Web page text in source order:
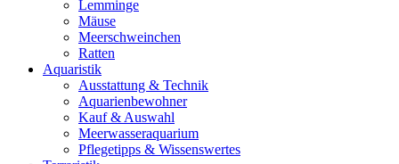
Lemminge
Mäuse
Meerschweinchen
Ratten
Aquaristik
Ausstattung & Technik
Aquarienbewohner
Kauf & Auswahl
Meerwasseraquarium
Pflegetipps & Wissenswertes